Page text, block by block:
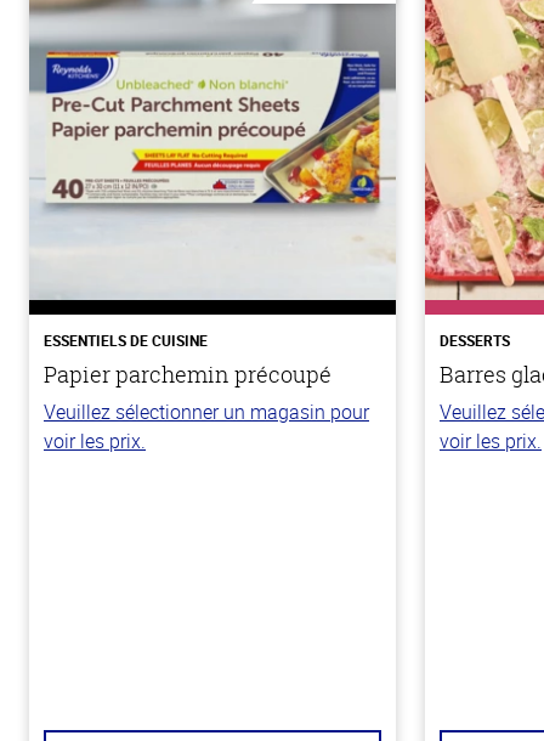
ESSENTIELS DE CUISINE
Papier parchemin précoupé
Veuillez sélectionner un magasin pour
voir les prix.
DESSERTS
Barres
Veuillez
voir les prix.